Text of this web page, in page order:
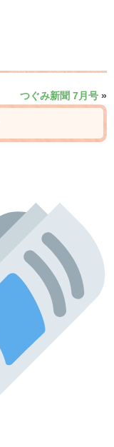
つぐみ新聞 7月号 »